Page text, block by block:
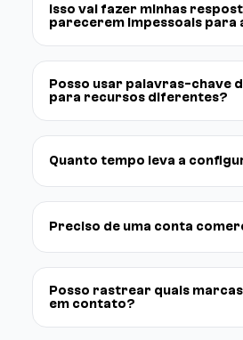
Isso vai fazer minhas
parecerem impessoais para
Posso usar palavras-chave
para recursos diferentes?
Quanto tempo leva a
Preciso de uma conta
Posso rastrear quais
em contato?